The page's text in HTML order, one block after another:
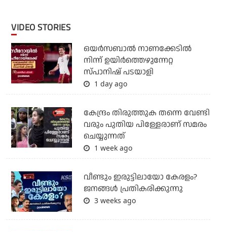
VIDEO STORIES
ഒയര്‍സബാൽ നാണക്കേടിൽ
നിന്ന് ഉയിർത്തെഴുന്നേറ്റ
സ്പാനിഷ് പടയാളി
1 day ago
കേന്ദ്രം തിരുത്തുക തന്നെ വേണ്ടി
വരും പുതിയ പിള്ളേരാണ് സമരം
ചെയ്യുന്നത്
1 week ago
വീണ്ടും ഇരുട്ടിലായോ കേരളം?
ജനങ്ങൾ പ്രതികരിക്കുന്നു
3 weeks ago